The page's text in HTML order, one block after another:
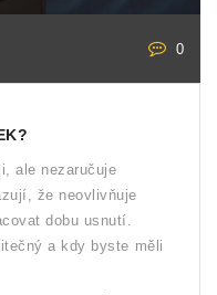
0
ale nezaručuje
že neovlivňuje
dobu usnutí.
a kdy byste měli